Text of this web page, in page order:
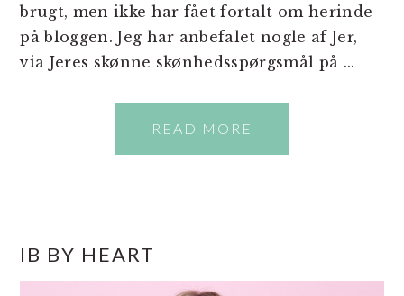
brugt, men ikke har fået fortalt om herinde
på bloggen. Jeg har anbefalet nogle af Jer,
via Jeres skønne skønhedsspørgsmål på ...
READ MORE
SIDEBAR
IB BY HEART